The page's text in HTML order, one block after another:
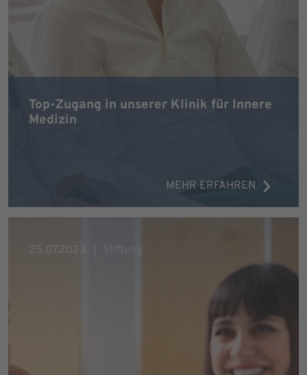
Top-Zugang in unserer Klinik für Innere
Medizin
MEHR ERFAHREN
25.07.2023